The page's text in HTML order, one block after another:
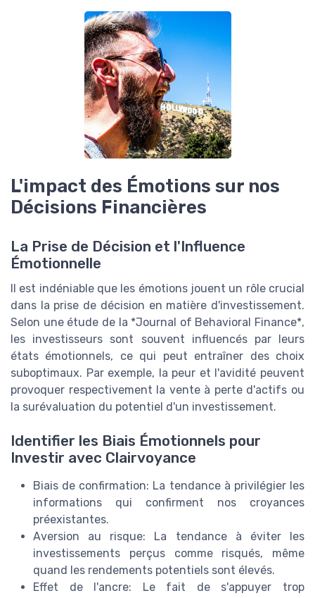
L'impact des Émotions sur nos
Décisions Financières
La Prise de Décision et l'Influence
Émotionnelle
Il est indéniable que les émotions jouent un rôle crucial
dans la prise de décision en matière d'investissement.
Selon une étude de la *Journal of Behavioral Finance*,
les investisseurs sont souvent influencés par leurs
états émotionnels, ce qui peut entraîner des choix
suboptimaux. Par exemple, la peur et l'avidité peuvent
provoquer respectivement la vente à perte d'actifs ou
la surévaluation du potentiel d'un investissement.
Identifier les Biais Émotionnels pour
Investir avec Clairvoyance
Biais de confirmation: La tendance à privilégier les
informations qui confirment nos croyances
préexistantes.
Aversion au risque: La tendance à éviter les
investissements perçus comme risqués, même
quand les rendements potentiels sont élevés.
Effet de l'ancre: Le fait de s'appuyer trop